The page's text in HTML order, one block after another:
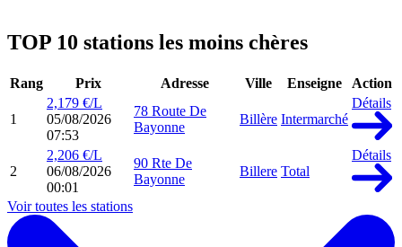
TOP 10 stations les moins chères
Rang Prix Adresse Ville Enseigne Action
1
2,179 €/L
05/08/2026
07:53
78 Route De
Bayonne
Billère Intermarché
Détails
2
2,206 €/L
06/08/2026
00:01
90 Rte De
Bayonne
Billere Total
Détails
Voir toutes les stations